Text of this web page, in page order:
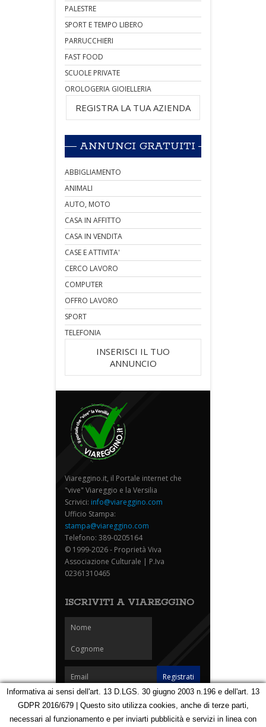
PALESTRE
SPORT E TEMPO LIBERO
PARRUCCHIERI
FAST FOOD
SCUOLE PRIVATE
OROLOGERIA GIOIELLERIA
REGISTRA LA TUA AZIENDA
ANNUNCI GRATUITI
ABBIGLIAMENTO
ANIMALI
AUTO, MOTO
CASA IN AFFITTO
CASA IN VENDITA
CASE E ATTIVITA'
CERCO LAVORO
COMPUTER
OFFRO LAVORO
SPORT
TELEFONIA
INSERISCI IL TUO
ANNUNCIO
Viareggino.it, il Portale internet che
"vive" Viareggio e la Versilia
Scrivici: info@viareggino.com
Ufficio Stampa:
stampa@viareggino.com
Telefono: 389-0205164
© 1999-2026 - Proprietà Viva
Associazione Culturale | P.Iva
02361310465
ISCRIVITI A VIAREGGINO
Homepage Notizie Speciali Eventi
Foto Carnevale
Informativa ai sensi dell'art. 13 D.LGS. 30 giugno 2003 n.196 e dell'art. 13
GDPR 2016/679 | Questo sito utilizza cookies, anche di terze parti,
necessari al funzionamento e per inviarti pubblicità e servizi in linea con